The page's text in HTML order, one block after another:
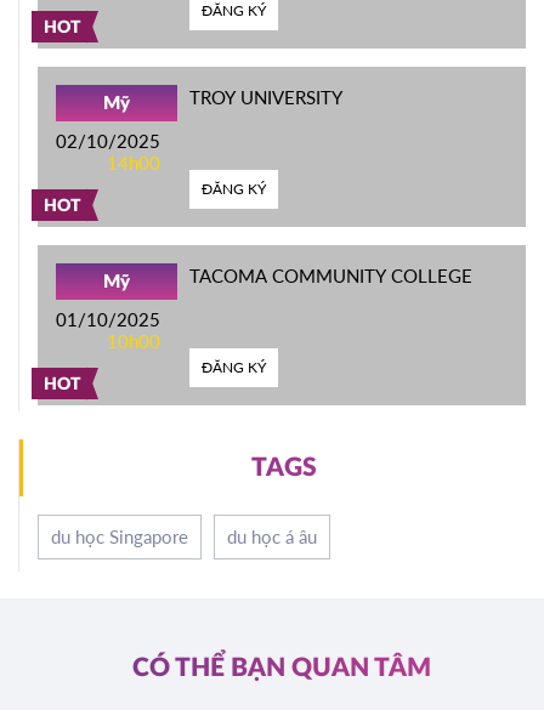
HOT
ĐĂNG KÝ
HOT
Mỹ
02/10/2025
14h00
TROY UNIVERSITY
ĐĂNG KÝ
HOT
Mỹ
01/10/2025
10h00
TACOMA COMMUNITY COLLEGE
ĐĂNG KÝ
TAGS
du học Singapore du học á âu
CÓ THỂ BẠN QUAN TÂM